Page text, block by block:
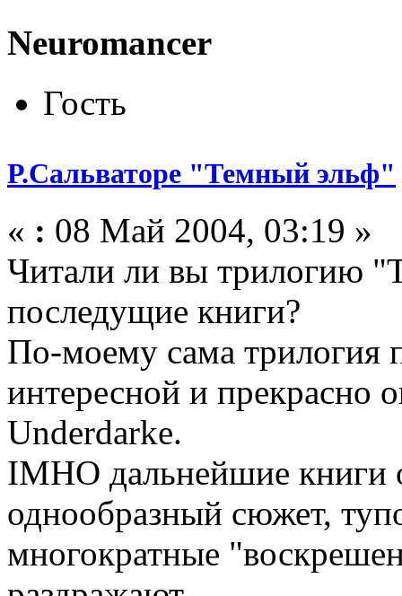
Neuromancer
Гость
Р.Сальваторе "Темный эльф"
« : 08 Май 2004, 03:19 »
Читали ли вы трилогию
последущие книги?
По-моему сама трилогия
интересной и прекрасно
Underdarke.
IMHO дальнейшие книги
однообразный сюжет,
многократные